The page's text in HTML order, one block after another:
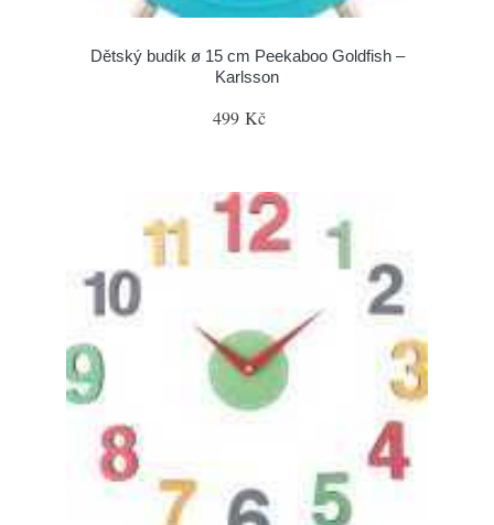
Dětský budík ø 15 cm Peekaboo Goldfish –
Karlsson
499 Kč